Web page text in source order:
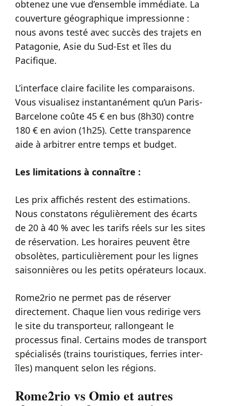
obtenez une vue d’ensemble immédiate. La
couverture géographique impressionne :
nous avons testé avec succès des trajets en
Patagonie, Asie du Sud-Est et îles du
Pacifique.
L’interface claire facilite les comparaisons.
Vous visualisez instantanément qu’un Paris-
Barcelone coûte 45 € en bus (8h30) contre
180 € en avion (1h25). Cette transparence
aide à arbitrer entre temps et budget.
Les limitations à connaître :
Les prix affichés restent des estimations.
Nous constatons régulièrement des écarts
de 20 à 40 % avec les tarifs réels sur les sites
de réservation. Les horaires peuvent être
obsolètes, particulièrement pour les lignes
saisonnières ou les petits opérateurs locaux.
Rome2rio ne permet pas de réserver
directement. Chaque lien vous redirige vers
le site du transporteur, rallongeant le
processus final. Certains modes de transport
spécialisés (trains touristiques, ferries inter-
îles) manquent selon les régions.
Rome2rio vs Omio et autres